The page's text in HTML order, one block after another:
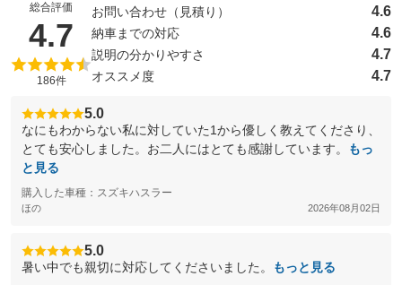
総合評価
4.7 （5点満点中）
186件
お問い合わせ（見積り） 4.6
納車までの対応 4.6
説明の分かりやすさ 4.7
オススメ度 4.7
5.0
なにもわからない私に対していた1から優しく教えてくださり、
とても安心しました。お二人にはとても感謝しています。
もっ
と見る
購入した車種：スズキハスラー
ほの 2026年08月02日
5.0
暑い中でも親切に対応してくださいました。 もっと見る